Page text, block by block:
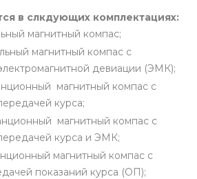
в слкдующих комплектациях:
магнитный компас;
магнитный компас с
девиации (ЭМК);
магнитный компас с
курса;
магнитный компас с
курса и ЭМК;
магнитный компас с
показаний курса (ОП);